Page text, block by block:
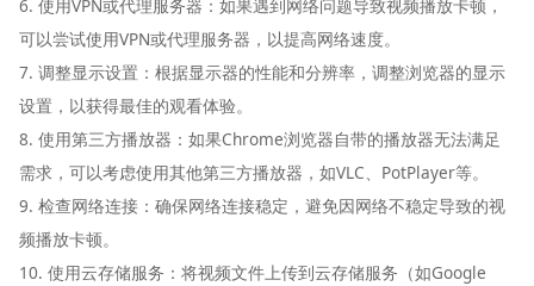
6. 使用VPN或代理服务器：如果遇到网络问题导致视频播放卡顿，
可以尝试使用VPN或代理服务器，以提高网络速度。
7. 调整显示设置：根据显示器的性能和分辨率，调整浏览器的显示
设置，以获得最佳的观看体验。
8. 使用第三方播放器：如果Chrome浏览器自带的播放器无法满足
需求，可以考虑使用其他第三方播放器，如VLC、PotPlayer等。
9. 检查网络连接：确保网络连接稳定，避免因网络不稳定导致的视
频播放卡顿。
10. 使用云存储服务：将视频文件上传到云存储服务（如Google